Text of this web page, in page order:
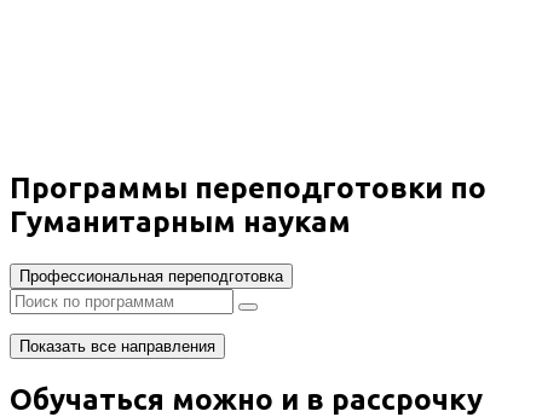
Программы переподготовки по
Гуманитарным наукам
Профессиональная переподготовка
Показать все направления
Обучаться можно и в рассрочку